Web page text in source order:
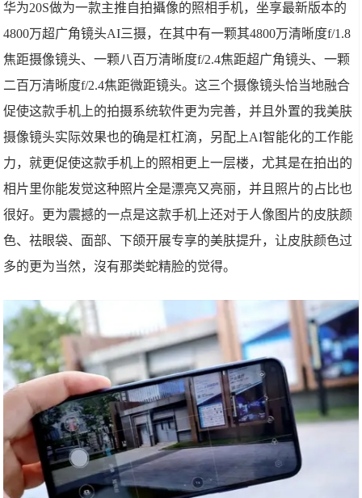
华为20S做为一款主推自拍攝像的照相手机，坐享最新版本的
4800万超广角镜头AI三摄，在其中有一颗其4800万清晰度f/1.8
焦距摄像镜头、一颗八百万清晰度f/2.4焦距超广角镜头、一颗
二百万清晰度f/2.4焦距微距镜头。这三个摄像镜头恰当地融合
促使这款手机上的拍摄系统软件更为完善，并且外置的我美肤
摄像镜头实际效果也的确是杠杠滴，另配上AI智能化的工作能
力，就更促使这款手机上的照相更上一层楼，尤其是在拍出的
相片里你能发觉这种照片全是漂亮又亮丽，并且照片的占比也
很好。更为震撼的一点是这款手机上还对于人像图片的皮肤颜
色、祛眼袋、面部、下颌开展专享的美肤提升，让皮肤颜色过
多的更为当然，沒有那类蛇精脸的觉得。